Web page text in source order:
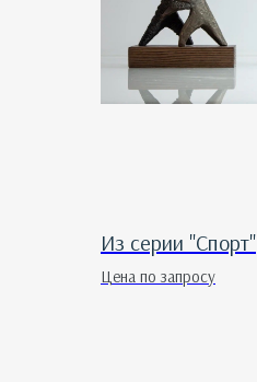
Из серии "Спорт"
Цена по запросу